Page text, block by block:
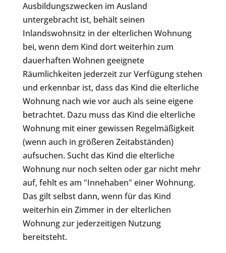
Ausbildungszwecken im Ausland
untergebracht ist, behält seinen
Inlandswohnsitz in der elterlichen Wohnung
bei, wenn dem Kind dort weiterhin zum
dauerhaften Wohnen geeignete
Räumlichkeiten jederzeit zur Verfügung stehen
und erkennbar ist, dass das Kind die elterliche
Wohnung nach wie vor auch als seine eigene
betrachtet. Dazu muss das Kind die elterliche
Wohnung mit einer gewissen Regelmäßigkeit
(wenn auch in größeren Zeitabständen)
aufsuchen. Sucht das Kind die elterliche
Wohnung nur noch selten oder gar nicht mehr
auf, fehlt es am "Innehaben" einer Wohnung.
Das gilt selbst dann, wenn für das Kind
weiterhin ein Zimmer in der elterlichen
Wohnung zur jederzeitigen Nutzung
bereitsteht.